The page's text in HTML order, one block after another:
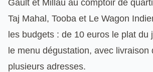
Gault et Millau au comptoir de
Taj Mahal, Tooba et Le Wagon
les budgets : de 10 euros le plat du
le menu dégustation, avec livraison
plusieurs adresses.